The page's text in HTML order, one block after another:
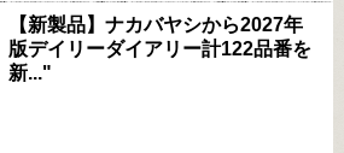
【新製品】ナカバヤシから2027年
版デイリーダイアリー計122品番を
新..."